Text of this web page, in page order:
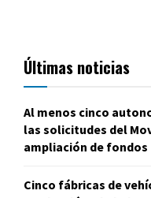
Últimas noticias
Al menos cinco
las solicitudes del
ampliación de fondos
Cinco fábricas de